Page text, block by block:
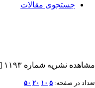
جستجوی مقالات
مشاهده نشریه شماره ۱۱۹۳ [
تعداد در صفحه: ۵ ۱۰ ۲۰ ۵۰